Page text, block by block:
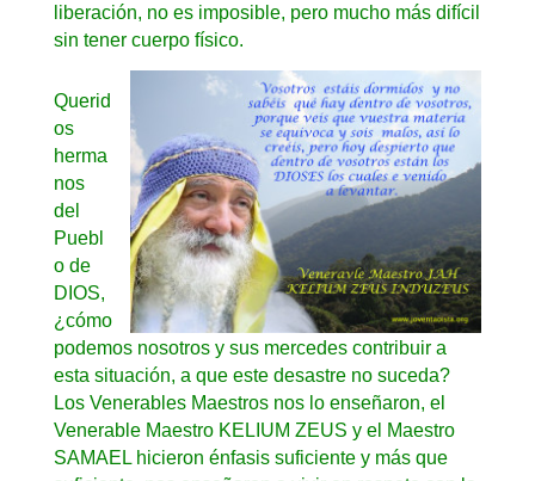
liberación, no es imposible, pero mucho más difícil
sin tener cuerpo físico.
Querid
os
herma
nos
del
Puebl
o de
DIOS,
¿cómo
podemos nosotros y sus mercedes contribuir a
esta situación, a que este desastre no suceda?
Los Venerables Maestros nos lo enseñaron, el
Venerable Maestro KELIUM ZEUS y el Maestro
SAMAEL hicieron énfasis suficiente y más que